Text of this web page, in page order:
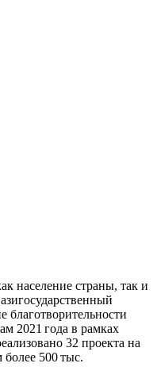
население страны, так и
благотворительности
2021 года в рамках
32 проекта на
500 тыс.